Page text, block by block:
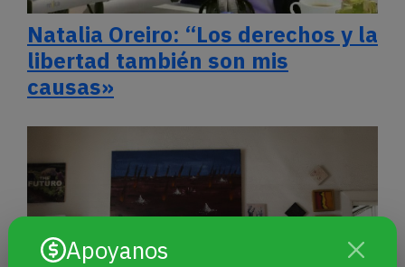
Apoyanos
Natalia Oreiro: “Los derechos y la
libertad también son mis
causas»